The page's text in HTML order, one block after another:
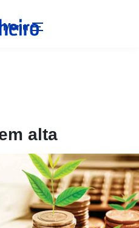
Menu
alta